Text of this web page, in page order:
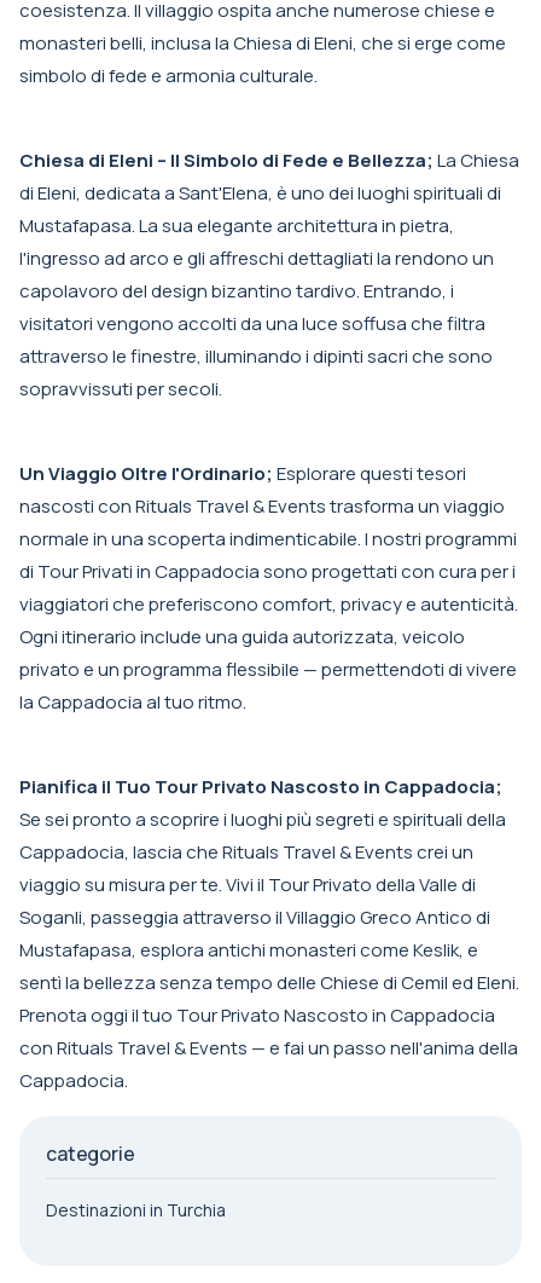
coesistenza. Il villaggio ospita anche numerose chiese e
monasteri belli, inclusa la Chiesa di Eleni, che si erge come
simbolo di fede e armonia culturale.
Chiesa di Eleni – Il Simbolo di Fede e Bellezza; La Chiesa
di Eleni, dedicata a Sant'Elena, è uno dei luoghi spirituali di
Mustafapasa. La sua elegante architettura in pietra,
l'ingresso ad arco e gli affreschi dettagliati la rendono un
capolavoro del design bizantino tardivo. Entrando, i
visitatori vengono accolti da una luce soffusa che filtra
attraverso le finestre, illuminando i dipinti sacri che sono
sopravvissuti per secoli.
Un Viaggio Oltre l'Ordinario; Esplorare questi tesori
nascosti con Rituals Travel & Events trasforma un viaggio
normale in una scoperta indimenticabile. I nostri programmi
di Tour Privati in Cappadocia sono progettati con cura per i
viaggiatori che preferiscono comfort, privacy e autenticità.
Ogni itinerario include una guida autorizzata, veicolo
privato e un programma flessibile — permettendoti di vivere
la Cappadocia al tuo ritmo.
Pianifica il Tuo Tour Privato Nascosto in Cappadocia;
Se sei pronto a scoprire i luoghi più segreti e spirituali della
Cappadocia, lascia che Rituals Travel & Events crei un
viaggio su misura per te. Vivi il Tour Privato della Valle di
Soganli, passeggia attraverso il Villaggio Greco Antico di
Mustafapasa, esplora antichi monasteri come Keslik, e
sentì la bellezza senza tempo delle Chiese di Cemil ed Eleni.
Prenota oggi il tuo Tour Privato Nascosto in Cappadocia
con Rituals Travel & Events — e fai un passo nell'anima della
Cappadocia.
categorie
Destinazioni in Turchia